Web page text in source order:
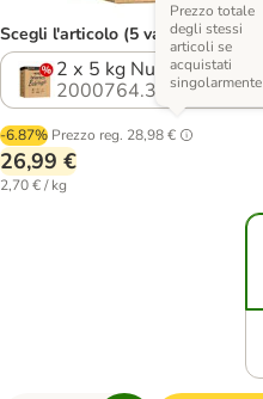
Scegli l'articolo (5 varianti)
2 х 5 kg Nuggets + Duos
2000764.3
-6.87% Prezzo reg. 28,98 €
Prezzo totale
degli stessi
articoli se
acquistati
singolarmente
26,99 €
2,70 € / kg